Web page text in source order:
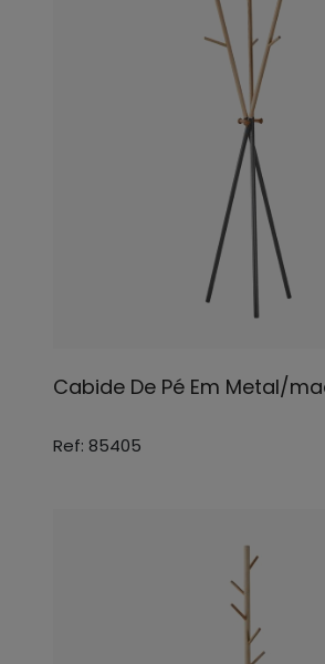
Cabide De Pé Em Metal/
Ref: 85405